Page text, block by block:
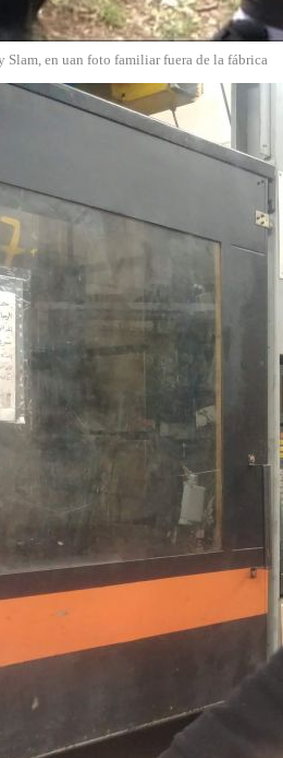
Slam, en uan foto familiar fuera de la fábrica